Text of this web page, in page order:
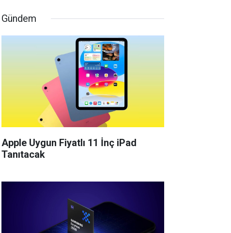
Gündem
Apple Uygun Fiyatlı 11 İnç iPad
Tanıtacak